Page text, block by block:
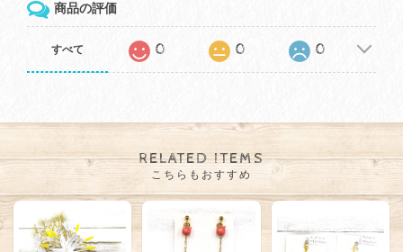
商品の評価
すべて 0 0 0
RELATED ITEMS
こちらもおすすめ